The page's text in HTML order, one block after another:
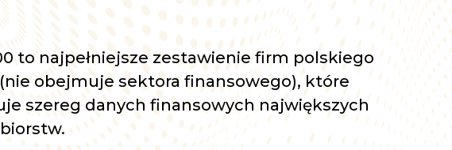
to najpełniejsze zestawienie firm polskiego
obejmuje sektora finansowego), które
szereg danych finansowych największych